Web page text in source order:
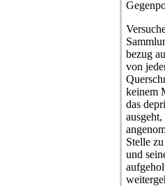
bezug
von
keinem
das
Stelle
und